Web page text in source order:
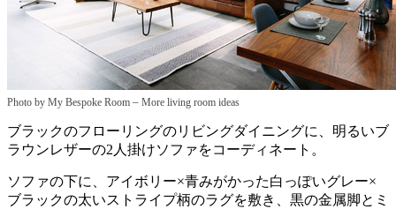
Photo by My Bespoke Room – More living room ideas
ブラックのフローリングのリビングダイニングに、明るいブ
ラウンレザーの2人掛けソファをコーディネート。
ソファの下に、アイボリー×青みがかった白っぽいグレー×
ブラックの太いストライプ柄のラグを敷き、黒の金属脚とミ